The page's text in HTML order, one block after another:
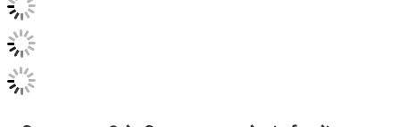
अधिक जानकारी के लिए, कृपया हमसे संपर्क करें अब!